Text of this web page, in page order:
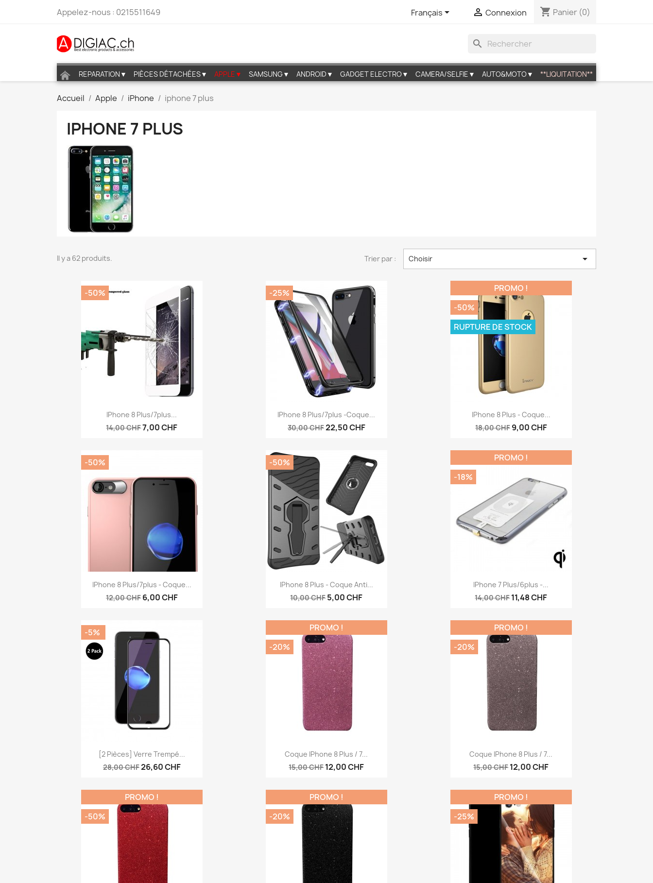
Appelez-nous : 0215511649 Français  Connexion shopping_cart Panier (0)
search
REPARATION▼ PIÈCES DÉTACHÉES▼ APPLE▼ SAMSUNG▼ ANDROID▼ GADGET ELECTRO▼ CAMERA/SELFIE▼ AUTO&MOTO▼ **LIQUITATION**
Accueil Apple iPhone iphone 7 plus
IPHONE 7 PLUS
Il y a 62 produits. Trier par : Choisir 
Aperçu rapide
IPhone 8 Plus/7plus...
14,00 CHF7,00 CHF
-50%
Aperçu rapide
IPhone 8 Plus/7plus -Coque...
30,00 CHF22,50 CHF
-25%
Aperçu rapide
IPhone 8 Plus - Coque...
18,00 CHF 9,00 CHF
PROMO !
-50%
RUPTURE DE STOCK
Aperçu rapide
IPhone 8 Plus/7plus - Coque...
12,00 CHF 6,00 CHF
-50%
 Aperçu rapide
IPhone 8 Plus - Coque Anti...
10,00 CHF5,00 CHF
-50%
Aperçu rapide
IPhone 7 Plus/6plus -...
14,00 CHF11,48 CHF
PROMO !
-18%
Aperçu rapide
[2 Pièces] Verre Trempé...
28,00 CHF26,60 CHF
-5%
Aperçu rapide
Coque IPhone 8 Plus / 7...
15,00 CHF12,00 CHF
PROMO !
-20%
Aperçu rapide
Coque IPhone 8 Plus / 7...
15,00 CHF12,00 CHF
PROMO !
-20%
PROMO !
-50%
PROMO !
-20%
PROMO !
-25%